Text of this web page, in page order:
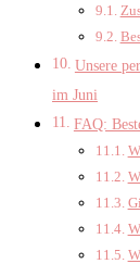
Unsere
im Juni
FAQ: